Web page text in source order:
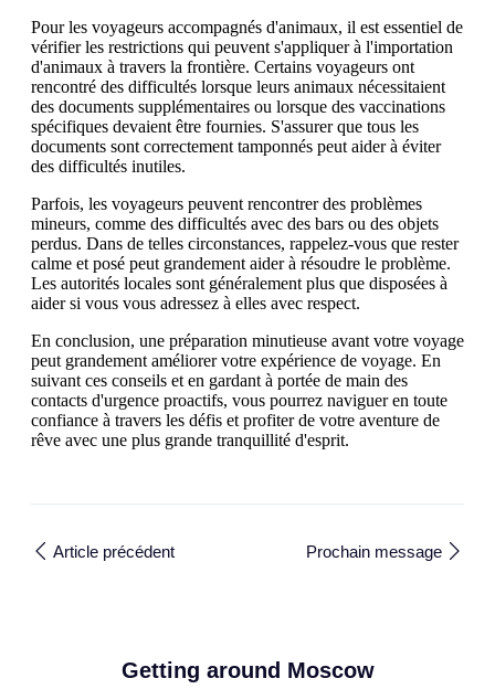
Pour les voyageurs accompagnés d'animaux, il est essentiel de
vérifier les restrictions qui peuvent s'appliquer à l'importation
d'animaux à travers la frontière. Certains voyageurs ont
rencontré des difficultés lorsque leurs animaux nécessitaient
des documents supplémentaires ou lorsque des vaccinations
spécifiques devaient être fournies. S'assurer que tous les
documents sont correctement tamponnés peut aider à éviter
des difficultés inutiles.
Parfois, les voyageurs peuvent rencontrer des problèmes
mineurs, comme des difficultés avec des bars ou des objets
perdus. Dans de telles circonstances, rappelez-vous que rester
calme et posé peut grandement aider à résoudre le problème.
Les autorités locales sont généralement plus que disposées à
aider si vous vous adressez à elles avec respect.
En conclusion, une préparation minutieuse avant votre voyage
peut grandement améliorer votre expérience de voyage. En
suivant ces conseils et en gardant à portée de main des
contacts d'urgence proactifs, vous pourrez naviguer en toute
confiance à travers les défis et profiter de votre aventure de
rêve avec une plus grande tranquillité d'esprit.
Article précédent Prochain message
Getting around Moscow